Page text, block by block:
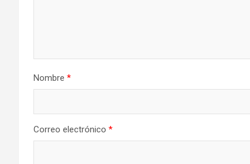
Nombre *
Correo electrónico *